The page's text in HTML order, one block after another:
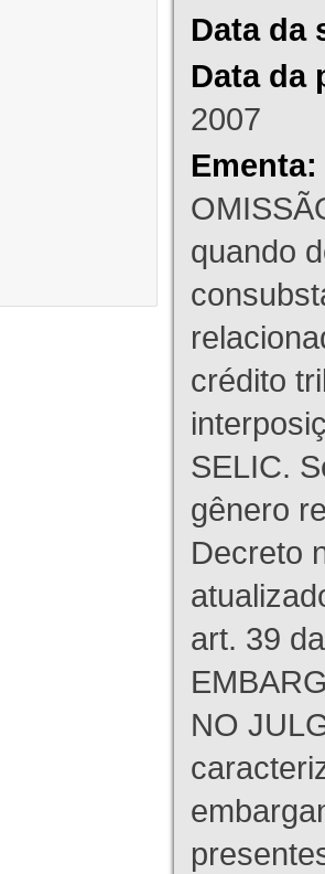
Data da
Data da
2007
Ementa:
quando
crédito
SELIC.
gênero
Decreto
art. 39
NO